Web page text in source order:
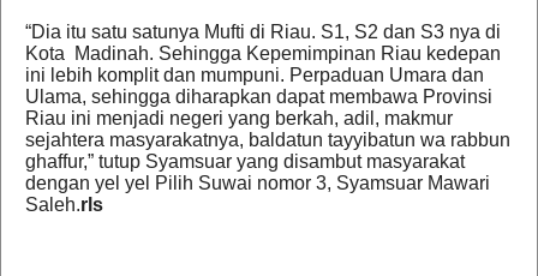
“Dia itu satu satunya Mufti di Riau. S1, S2 dan S3 nya di
Kota Madinah. Sehingga Kepemimpinan Riau kedepan
ini lebih komplit dan mumpuni. Perpaduan Umara dan
Ulama, sehingga diharapkan dapat membawa Provinsi
Riau ini menjadi negeri yang berkah, adil, makmur
sejahtera masyarakatnya, baldatun tayyibatun wa rabbun
ghaffur,” tutup Syamsuar yang disambut masyarakat
dengan yel yel Pilih Suwai nomor 3, Syamsuar Mawari
Saleh.rls